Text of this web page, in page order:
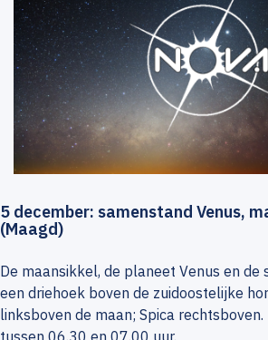
5 december: samenstand Venus,
(Maagd)
De maansikkel, de planeet Venus en de
een driehoek boven de zuidoostelijke
linksboven de maan; Spica